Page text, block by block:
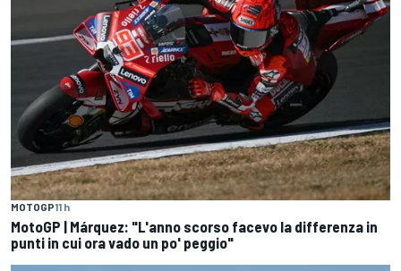
MOTOGP11 h
MotoGP | Márquez: "L'anno scorso facevo la differenza in
punti in cui ora vado un po' peggio"